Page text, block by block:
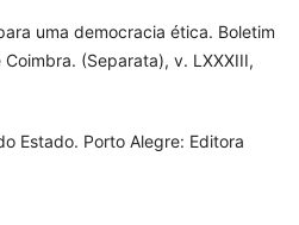
uma democracia ética. Boletim
(Separata), v. LXXXIII,
Estado. Porto Alegre: Editora